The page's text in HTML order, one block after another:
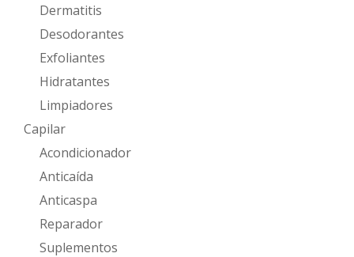
Dermatitis
Desodorantes
Exfoliantes
Hidratantes
Limpiadores
Capilar
Acondicionador
Anticaída
Anticaspa
Reparador
Suplementos